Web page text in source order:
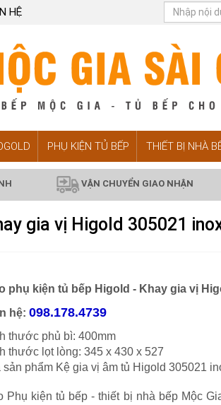
HỆ
PHỤ KIỆN TỦ BẾP THIẾT BỊ NHÀ
VẬN CHUYỂN GIAO NHẬN
gia vị Higold 305021
phụ kiện tủ bếp Higold - Khay gia vị
hệ: 098.178.4739
thước phủ bì: 400mm
thước lọt lòng: 345 x 430 x 527
sản phẩm Kệ gia vị âm tủ Higold 305021
Phụ kiện tủ bếp - thiết bị nhà bếp Mộc